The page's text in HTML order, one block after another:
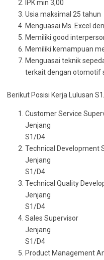
IPK min 3,00
Usia maksimal 25 tahun
Menguasai Ms. Excel
Memiliki good
Memiliki kemampuan
Menguasai teknik
terkait dengan otomotif
Berikut Posisi Kerja Lulusan
Customer Service
Jenjang
S1/D4
Technical Development
Jenjang
S1/D4
Technical Quality
Jenjang
S1/D4
Sales Supervisor
Jenjang
S1/D4
Product Management